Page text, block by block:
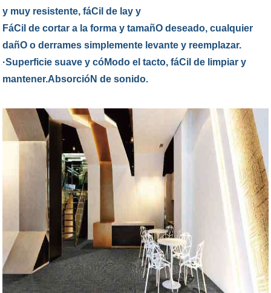
y muy resistente, fáCil de lay y
FáCil de cortar a la forma y tamañO deseado, cualquier
dañO o derrames simplemente levante y reemplazar.
·Superficie suave y cóModo el tacto, fáCil de limpiar y
mantener.AbsorcióN de sonido.